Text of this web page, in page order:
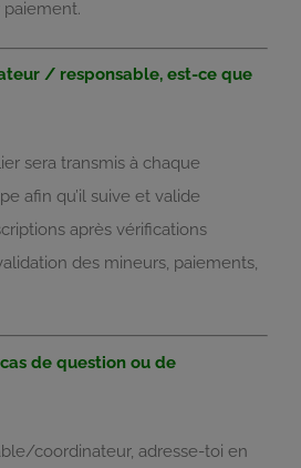
/ responsable, est-ce que
sera transmis à chaque
afin qu’il suive et valide
après vérifications
des mineurs, paiements,
de question ou de
coordinateur, adresse-toi en